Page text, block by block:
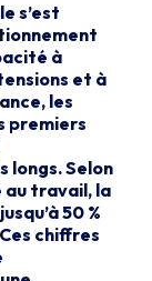
s’est
à
et à
les
premiers
longs. Selon
au travail, la
50 %
chiffres